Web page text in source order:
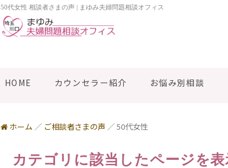
50代女性 相談者さまの声 | まゆみ夫婦問題相談オフィス
HOME カウンセラー紹介 お悩み別相談
ホーム ／ ご相談者さまの声 ／50代女性
カテゴリに該当したページを表